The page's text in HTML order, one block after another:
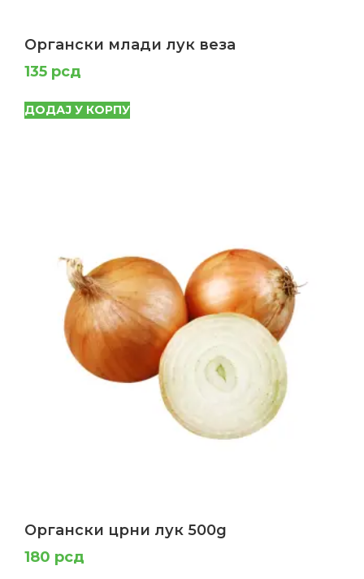
Органски млади лук веза
135 рсд
ДОДАЈ У КОРПУ
Органски црни лук 500g
180 рсд